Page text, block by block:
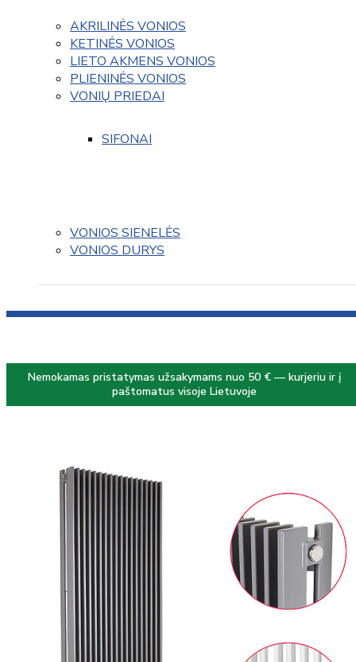
AKRILINĖS VONIOS
KETINĖS VONIOS
LIETO AKMENS VONIOS
PLIENINĖS VONIOS
VONIŲ PRIEDAI
SIFONAI
VONIOS SIENELĖS
VONIOS DURYS
Nemokamas pristatymas užsakymams nuo 50 € — kurjeriu ir į
paštomatus visoje Lietuvoje